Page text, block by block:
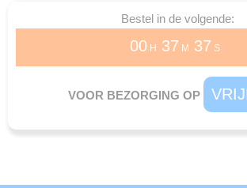
Bestel in de volgende:
00 H 37 M 37 S
VOOR BEZORGING OP